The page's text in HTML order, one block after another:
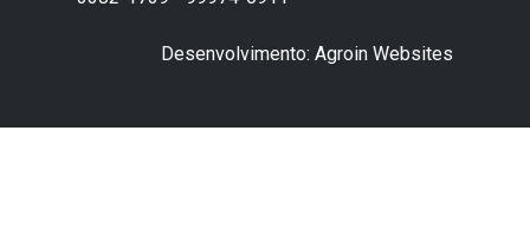
Desenvolvimento: Agroin Websites